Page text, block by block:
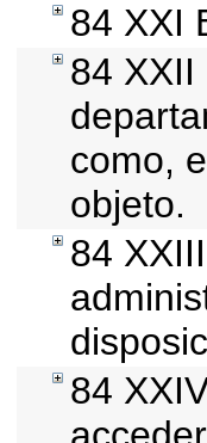
84 XXI
84
como,
objeto.
84
84